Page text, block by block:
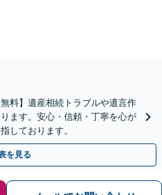
料】遺産相続トラブルや遺言作
ます。安心・信頼・丁寧を心が
しております。
を見る